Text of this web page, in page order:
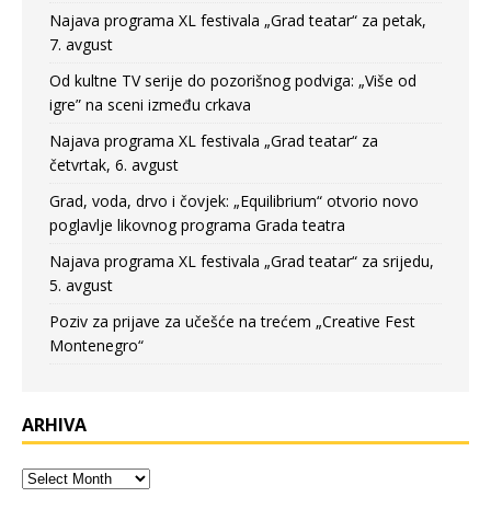
Najava programa XL festivala „Grad teatar“ za petak,
7. avgust
Od kultne TV serije do pozorišnog podviga: „Više od
igre” na sceni između crkava
Najava programa XL festivala „Grad teatar“ za
četvrtak, 6. avgust
Grad, voda, drvo i čovjek: „Equilibrium“ otvorio novo
poglavlje likovnog programa Grada teatra
Najava programa XL festivala „Grad teatar“ za srijedu,
5. avgust
Poziv za prijave za učešće na trećem „Creative Fest
Montenegro“
ARHIVA